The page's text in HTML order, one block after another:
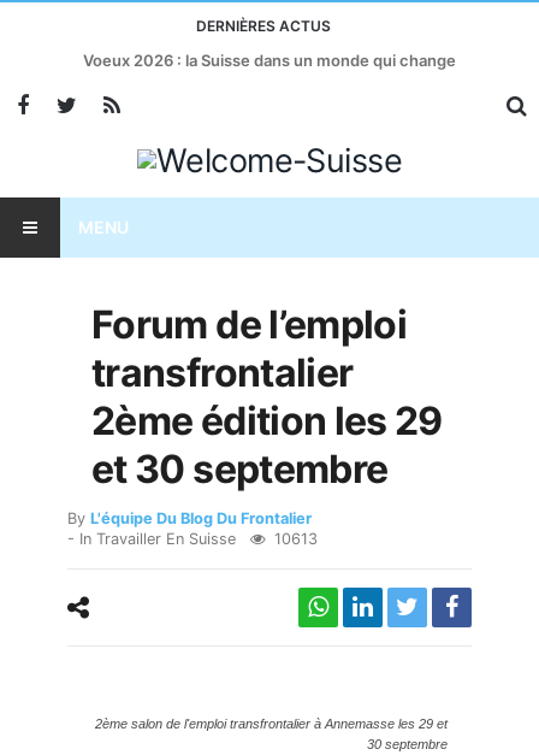
DERNIÈRES ACTUS
Voeux 2026 : la Suisse dans un monde qui change
MENU
Forum de l’emploi
transfrontalier
2ème édition les 29
et 30 septembre
By L'équipe Du Blog Du Frontalier
- In Travailler En Suisse 10613
2ème salon de l'emploi transfrontalier à Annemasse les 29 et
30 septembre